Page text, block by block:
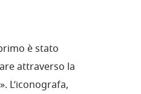
è stato
attraverso la
L’iconografa,